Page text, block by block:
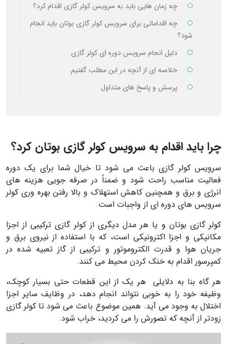
چه زمان هایی باید به سرویس کولر گازی اقدامکرد؟
چه اقداماتی برای سرویس کولر گازی بوتان باید انجام
شود؟
دلیل انجام سرویس دوره ای کولر گازی
خلاصه ای از آنچه در این مطلب گفتیم
پرسش و پاسخ های متداول
چرا باید اقدام به سرویس کولر گازی بوتان کرد؟
سرویس کولر گازی باعث می شود تا خیال شما برای یک دوره
فعالیت مناسب راحت شود و ضمناً در صرفه جویی هزینه های
انرژی و برق و همچنین کاهش استهلاک و بالا رفتن بهره وری کولر
سرویس های دوره ای از واجبات است.
کولر گازی بوتان و یا هر مدل دیگری از کولر گازی ترکیبی از اجزا
مکانیکی و اجزا اکترونیکی است، که با استفاده از نیروی برق و
جریان هوا و قدرت الکتروموتور و ترکیبی از گاز تعبیه شده در
کمپرسور اقدام به خنک کردن محیط می کنند.
هر گاه بنا به دلایلی هر یک از این قطعات حتی بسیار کوچک،
وظیفه خود را به خوبی نتواند انجام دهد، در وظایف سایر اجزا
اختلال به وجود می آید. همین موضوع باعث می شود تا کولر گازی
زودتر از آنچه که تصورش را می کردید، خراب شود.